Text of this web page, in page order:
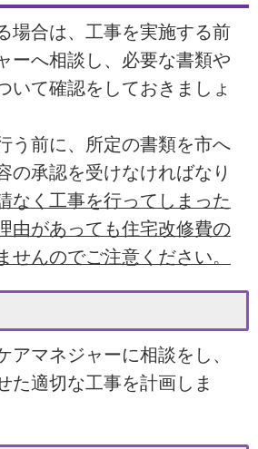
場合は、工事を実施する前
ーへ相談し、必要な書類や
いて確認をしておきましょ
う前に、所定の書類を市へ
の承認を受けなければなり
なく工事を行ってしまった
由があっても住宅改修費の
せんのでご注意ください。
マネジャーに相談をし、
た適切な工事を計画しま